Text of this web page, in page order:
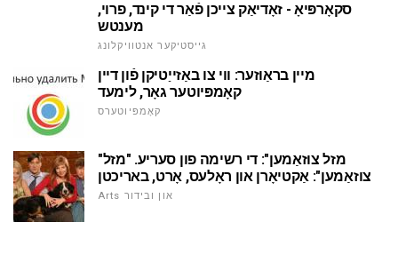
סקאָרפּיאָ - זאָדיאַק צייכן פֿאַר די קינד, פרוי,
מענטש
גייסטיקער אנטוויקלונג
מיין בראַוזער: ווי צו באַזייַטיקן פֿון דיין
קאָמפּיוטער גאָר, לימעד
קאָמפּיוטערס
"מזל צוזאַמען": די רשימה פון סעריע. "מזל
צוזאַמען": אַקטיאָרן און ראָלעס, אָרט, באריכטן
Arts און ובידור